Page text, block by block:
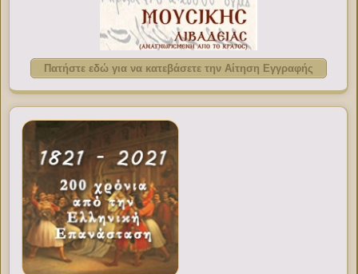
Πατήστε εδώ για να κατεβάσετε την Αίτηση Εγγραφής